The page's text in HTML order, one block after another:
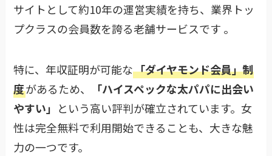
サイトとして約10年の運営実績を持ち、業界トッ
プクラスの会員数を誇る老舗サービスです 。
特に、年収証明が可能な「ダイヤモンド会員」制
度があるため、
「ハイスペックな太パパに出会い
やすい」 という高い評判が確立されています。女
性は完全無料で利用開始できることも、大きな魅
力の一つです。